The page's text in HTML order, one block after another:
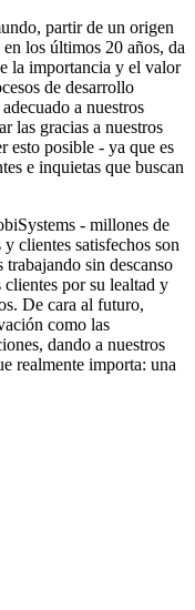
partir de un origen
los últimos 20 años, da
la importancia y el valor
de desarrollo
a nuestros
las gracias a nuestros
esto posible - ya que es
e inquietas que buscan
- millones de
clientes satisfechos son
sin descanso
clientes por su lealtad y
De cara al futuro,
como las
dando a nuestros
realmente importa: una